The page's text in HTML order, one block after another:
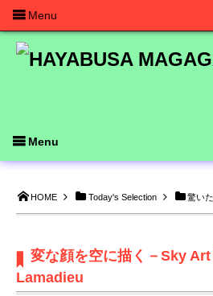
HOME Today's Selection 驚いた
変な顔を空に描く－Sky
Lamadieu
Menu
Menu